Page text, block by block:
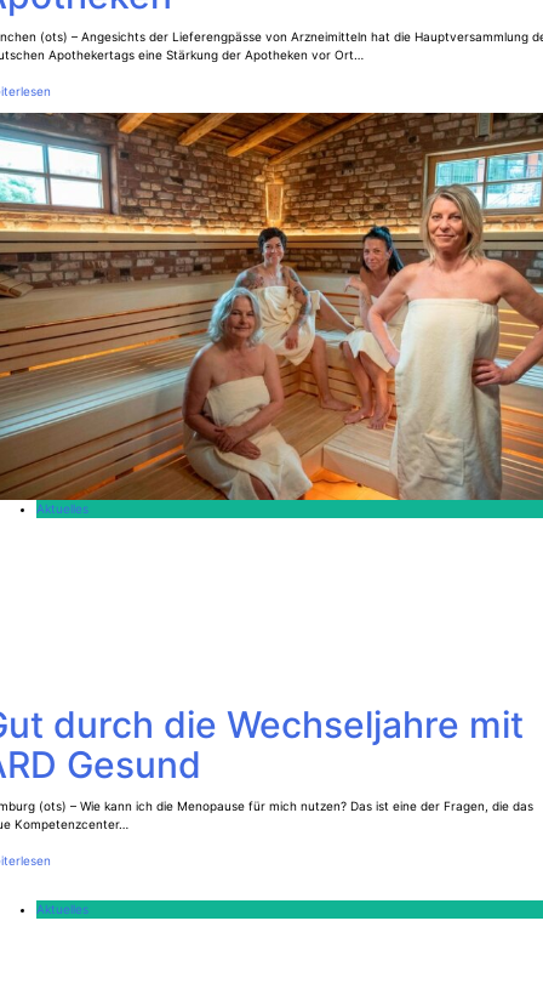
(ots) – Angesichts der Lieferengpässe von Arzneimitteln hat die Hauptversammlung
Apothekertags eine Stärkung der Apotheken vor Ort…
Aktuelles
durch die Wechseljahre mit
Gesund
(ots) – Wie kann ich die Menopause für mich nutzen? Das ist eine der Fragen, die das
Kompetenzcenter…
Aktuelles